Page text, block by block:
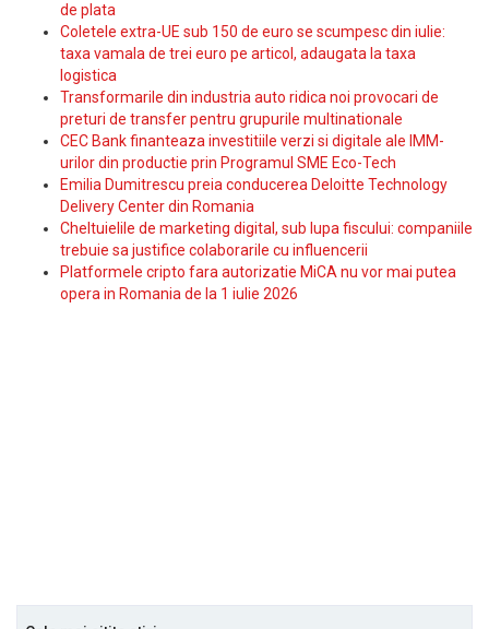
de plata
Coletele extra-UE sub 150 de euro se scumpesc din iulie:
taxa vamala de trei euro pe articol, adaugata la taxa
logistica
Transformarile din industria auto ridica noi provocari de
preturi de transfer pentru grupurile multinationale
CEC Bank finanteaza investitiile verzi si digitale ale IMM-
urilor din productie prin Programul SME Eco-Tech
Emilia Dumitrescu preia conducerea Deloitte Technology
Delivery Center din Romania
Cheltuielile de marketing digital, sub lupa fiscului: companiile
trebuie sa justifice colaborarile cu influencerii
Platformele cripto fara autorizatie MiCA nu vor mai putea
opera in Romania de la 1 iulie 2026